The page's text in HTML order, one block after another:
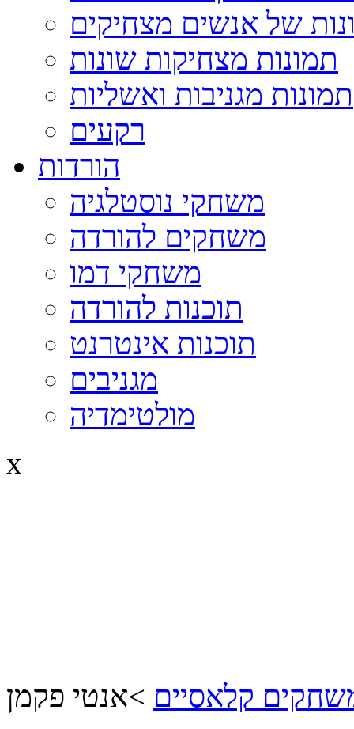
של אנשים מצחיקים
תמונות מצחיקות שונות
תמונות מגניבות ואשליות
רקעים
הורדות
משחקי נוסטלגיה
משחקים להורדה
משחקי דמו
תוכנות להורדה
תוכנות אינטרנט
מגניבים
מולטימדיה
x
קלאסיים >אנטי פקמן